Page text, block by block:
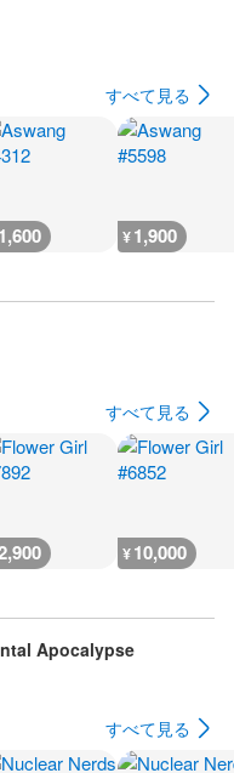
すべて見る
1,600 ¥1,900
すべて見る
¥10,000
Apocalypse
すべて見る